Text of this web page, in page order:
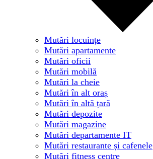
Mutări locuințe
Mutări apartamente
Mutări oficii
Mutări mobilă
Mutări la cheie
Mutări în alt oraș
Mutări în altă țară
Mutări depozite
Mutări magazine
Mutări departamente IT
Mutări restaurante și cafenele
Mutări fitness centre